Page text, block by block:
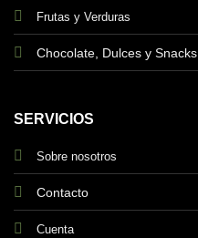
Frutas y Verduras
Chocolate, Dulces y Snacks
SERVICIOS
Sobre nosotros
Contacto
Cuenta